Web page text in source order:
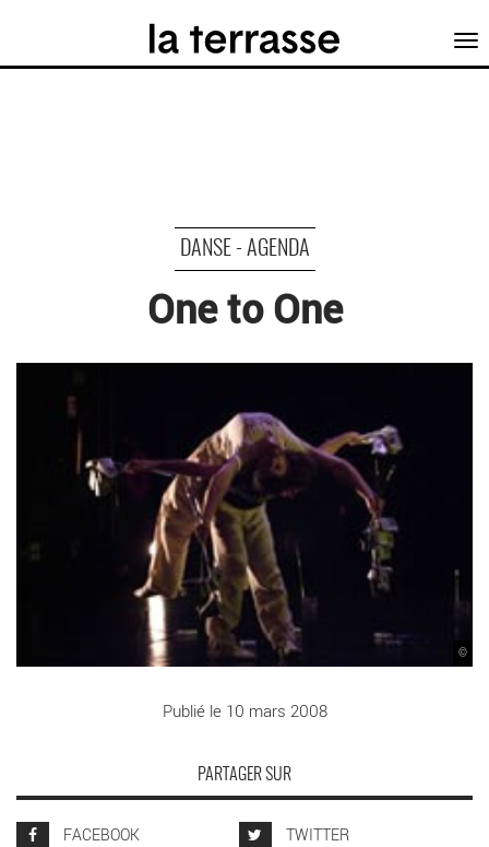
DANSE - AGENDA
One to One
©
Publié le 10 mars 2008
PARTAGER SUR
FACEBOOK
TWITTER